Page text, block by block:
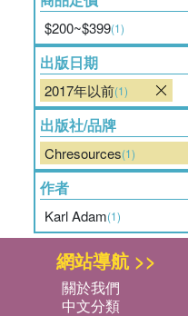
$200~$399(1)
出版日期
2017年以前(1)
出版社/品牌
Chresources(1)
作者
Karl Adam(1)
網站導航 >>
關於我們
中文分類